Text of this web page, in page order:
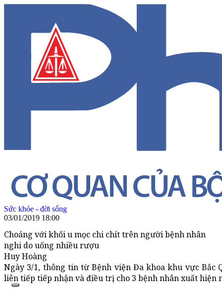
Sức khỏe - đời sống
03/01/2019 18:00
Choáng với khối u mọc chi chít trên người bệnh nhân
nghi do uống nhiều rượu
Huy Hoàng
Ngày 3/1, thông tin từ Bệnh viện Đa khoa khu vực Bắc
liên tiếp tiếp nhận và điều trị cho 3 bệnh nhân xuất hiện